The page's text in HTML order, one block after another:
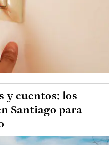
y cuentos: los
Santiago para